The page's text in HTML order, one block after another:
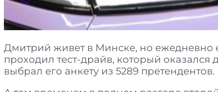
Дмитрий живет в Минске, но ежедневно
проходил тест-драйв, который
выбрал его анкету из 5289 претендентов.